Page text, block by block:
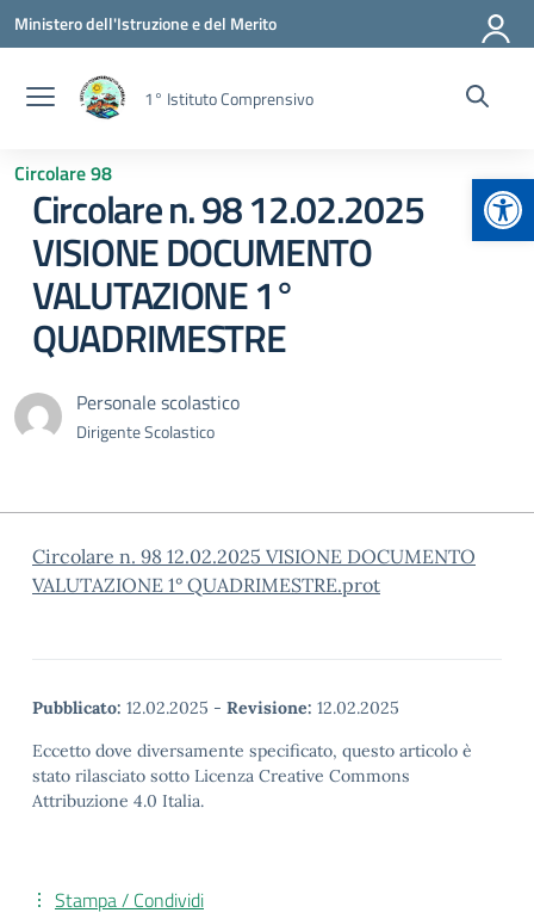
Vai ai contenuti
Vai al menu di navigazione
Vai al footer
Ministero dell'Istruzione e del Merito
1° Istituto Comprensivo
Circolare 98
Circolare n. 98 12.02.2025
VISIONE DOCUMENTO
VALUTAZIONE 1°
QUADRIMESTRE
Personale scolastico
Dirigente Scolastico
Circolare n. 98 12.02.2025 VISIONE DOCUMENTO
VALUTAZIONE 1° QUADRIMESTRE.prot
Pubblicato: 12.02.2025 - Revisione: 12.02.2025
Eccetto dove diversamente specificato, questo articolo è
stato rilasciato sotto Licenza Creative Commons
Attribuzione 4.0 Italia.
Stampa / Condividi